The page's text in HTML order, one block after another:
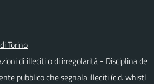
Torino
di illeciti o di irregolarità - Disciplina de
pubblico che segnala illeciti (c.d. whistl